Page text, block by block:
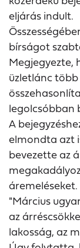
eljárás indult.
bírságot
Megjegyezte,
üzletlánc
legolcsóbban
A
elmondta azt
bevezette az
áremeléseket.
"Március
az
lakosság, az